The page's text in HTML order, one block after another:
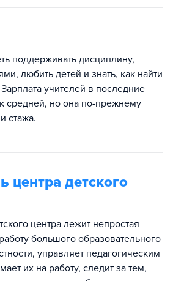
поддерживать дисциплину,
любить детей и знать, как найти
учителей в последние
средней, но она по-прежнему
стажа.
центра детского
центра лежит непростая
большого образовательного
управляет педагогическим
их на работу, следит за тем,